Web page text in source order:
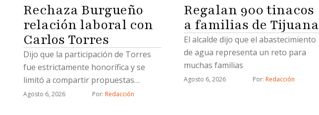
Rechaza Burgueño
relación laboral con
Carlos Torres
Dijo que la participación de Torres
fue estrictamente honorífica y se
limitó a compartir propuestas
relacionadas con proyectos
Agosto 6, 2026 Por: Redacción
Regalan 900 tinacos
a familias de Tijuana
El alcalde dijo que el abastecimiento
de agua representa un reto para
muchas familias
Agosto 6, 2026 Por: Redacción